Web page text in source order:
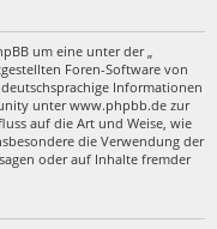
um eine unter der „
Foren-Software von
Informationen
unter www.phpbb.de zur
auf die Art und Weise, wie
die Verwendung der
oder auf Inhalte fremder